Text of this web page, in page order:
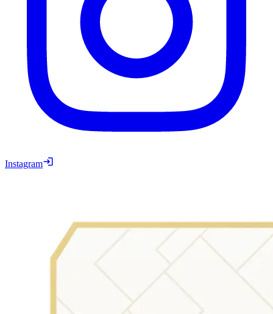
Instagram